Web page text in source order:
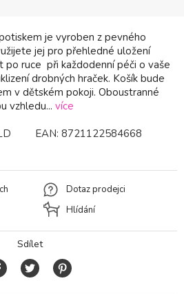
je vyroben z pevného
jej pro přehledné uložení
ruce při každodenní péči o vaše
drobných hraček. Košík bude
v dětském pokoji. Oboustranné
vzhledu... více
EAN: 8721122584668
Dotaz prodejci
Hlídání
Sdílet